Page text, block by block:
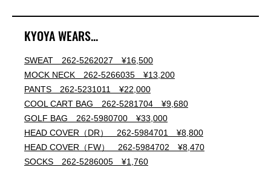
KYOYA WEARS...
SWEAT 262-5262027 ¥16,500
MOCK NECK 262-5266035 ¥13,200
PANTS 262-5231011 ¥22,000
COOL CART BAG 262-5281704 ¥9,680
GOLF BAG 262-5980700 ¥33,000
HEAD COVER（DR） 262-5984701 ¥8,800
HEAD COVER（FW） 262-5984702 ¥8,470
SOCKS 262-5286005 ¥1,760